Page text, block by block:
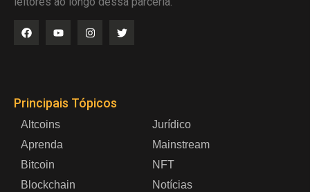
Principais Tópicos
Altcoins
Aprenda
Bitcoin
Blockchain
Jurídico
Mainstream
NFT
Notícias